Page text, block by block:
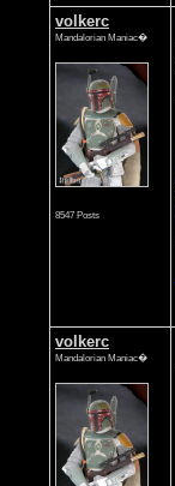
volkerc
Mandalorian Maniac�
8547 Posts
volkerc
Mandalorian Maniac�